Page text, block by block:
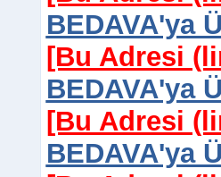
BEDAVA'ya
[Bu Adresi
BEDAVA'ya
[Bu Adresi
BEDAVA'ya